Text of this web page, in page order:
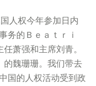
加日内
务的Ｂｅａｔｒｉ
萧强和主席刘青。
魏珊珊。我们带去
国的人权活动受到政